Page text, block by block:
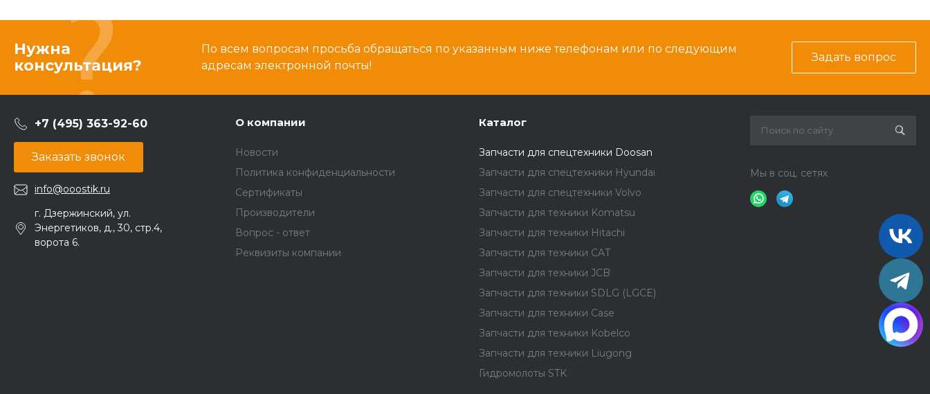
Нужна
консультация?
По всем вопросам просьба обращаться по указанным ниже телефонам или по следующим
адресам электронной почты!
Задать вопрос
+7 (495) 363-92-60
Заказать звонок
info@ooostik.ru
г. Дзержинский, ул.
Энергетиков, д., 30, стр.4,
ворота 6.
О компании
Новости
Политика конфиденциальности
Сертификаты
Производители
Вопрос - ответ
Реквизиты компании
Каталог
Запчасти для спецтехники Doosan
Запчасти для спецтехники Hyundai
Запчасти для спецтехники Volvo
Запчасти для техники Komatsu
Запчасти для техники Hitachi
Запчасти для техники CAT
Запчасти для техники JCB
Запчасти для техники SDLG (LGCE)
Запчасти для техники Case
Запчасти для техники Kobelco
Запчасти для техники Liugong
Гидромолоты STK
Мы в соц. сетях